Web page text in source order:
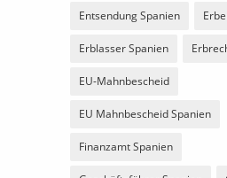
Entsendung Spanien
Erblasser Spanien
EU-Mahnbescheid
EU Mahnbescheid Spanien
Finanzamt Spanien